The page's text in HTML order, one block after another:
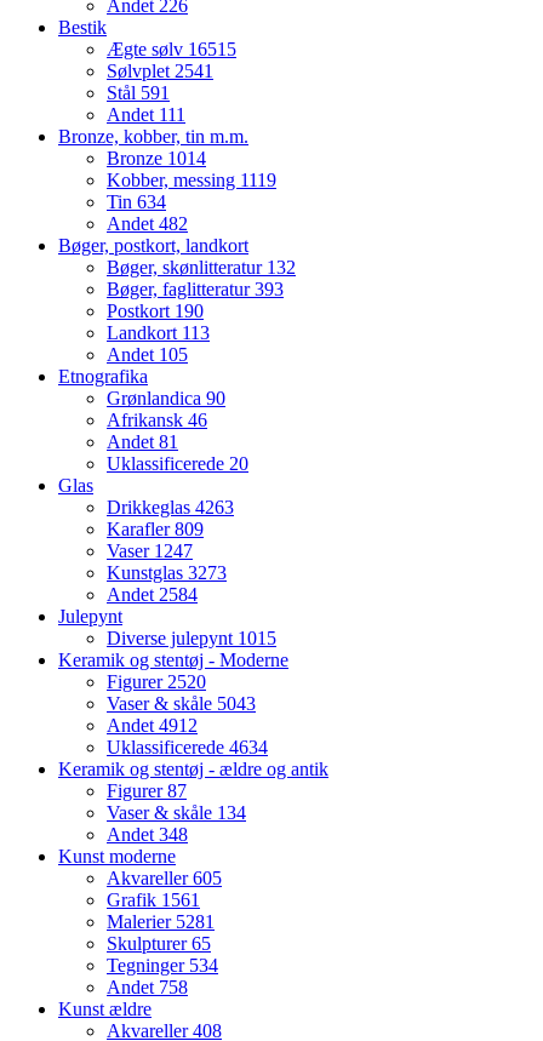
Andet226
Bestik
Ægte sølv 16515
Sølvplet2541
Stål 591
Andet 111
Bronze, kobber, tin m.m.
Bronze 1014
Kobber, messing 1119
Tin 634
Andet482
Bøger, postkort, landkort
Bøger, skønlitteratur 132
Bøger, faglitteratur393
Postkort 190
Landkort 113
Andet 105
Etnografika
Grønlandica 90
Afrikansk 46
Andet81
Uklassificerede 20
Glas
Drikkeglas 4263
Karafler809
Vaser 1247
Kunstglas 3273
Andet2584
Julepynt
Diverse julepynt 1015
Keramik og stentøj - Moderne
Figurer2520
Vaser & skåle 5043
Andet4912
Uklassificerede 4634
Keramik og stentøj - ældre og antik
Figurer87
Vaser & skåle 134
Andet348
Kunst moderne
Akvareller605
Grafik 1561
Malerier 5281
Skulpturer65
Tegninger 534
Andet 758
Kunst ældre
Akvareller408